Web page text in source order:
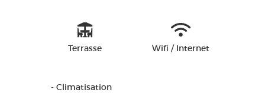
Terrasse Wifi / Internet
- Climatisation